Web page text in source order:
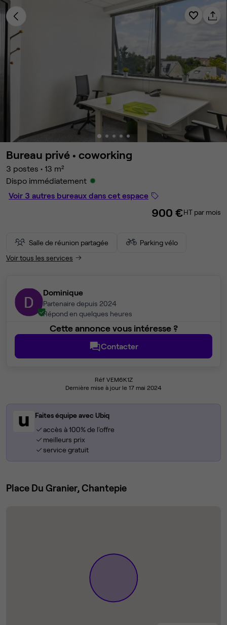
Bureau privé • coworking
3 postes • 13 m²
Dispo immédiatement
Voir 3 autres bureaux dans cet espace
900 €HT par mois
Salle de réunion partagée
Parking vélo
Voir tous les services
Dominique
Partenaire depuis 2024
Répond en quelques heures
Cette annonce vous intéresse ?
Contacter
Réf VEM6K1Z
Dernière mise à jour le 17 mai 2024
Faites équipe avec Ubiq
accès à 100% de l'offre
meilleurs prix
service gratuit
Place Du Granier, Chantepie